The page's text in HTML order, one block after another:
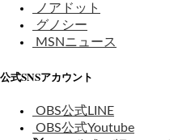
ノアドット
グノシー
MSNニュース
公式SNSアカウント
OBS公式LINE
OBS公式Youtube